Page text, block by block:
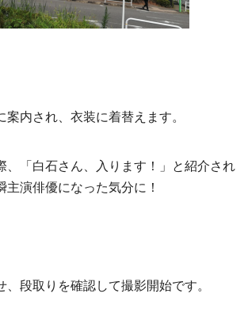
案内され、衣装に着替えます。
、「白石さん、入ります！」と紹介され
主演俳優になった気分に！
、段取りを確認して撮影開始です。